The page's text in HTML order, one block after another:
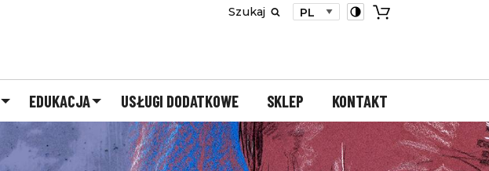
Szukaj
EDUKACJA USŁUGI DODATKOWE SKLEP KONTAKT